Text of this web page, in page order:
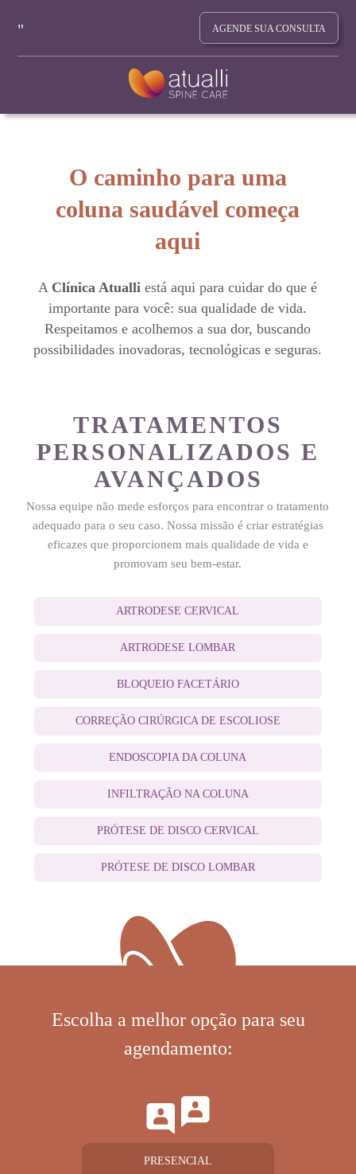
AGENDE SUA CONSULTA
O caminho para uma
coluna saudável começa
aqui
A Clínica Atualli está aqui para cuidar do que é
importante para você: sua qualidade de vida.
Respeitamos e acolhemos a sua dor, buscando
possibilidades inovadoras, tecnológicas e seguras.
TRATAMENTOS
PERSONALIZADOS E
AVANÇADOS
Nossa equipe não mede esforços para encontrar o tratamento
adequado para o seu caso. Nossa missão é criar estratégias
eficazes que proporcionem mais qualidade de vida e
promovam seu bem-estar.
ARTRODESE CERVICAL
ARTRODESE LOMBAR
BLOQUEIO FACETÁRIO
CORREÇÃO CIRÚRGICA DE ESCOLIOSE
ENDOSCOPIA DA COLUNA
INFILTRAÇÃO NA COLUNA
PRÓTESE DE DISCO CERVICAL
PRÓTESE DE DISCO LOMBAR
Escolha a melhor opção para seu
agendamento:
PRESENCIAL